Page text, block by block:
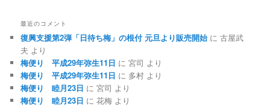
最近のコメント
復興支援第2弾「日待ち梅」の根付 元旦より販売開始 に古屋武
夫 より
梅便り 平成29年弥生11日 に宮司 より
梅便り 平成29年弥生11日 に 多村 より
梅便り 睦月23日 に宮司 より
梅便り 睦月23日 に花梅 より